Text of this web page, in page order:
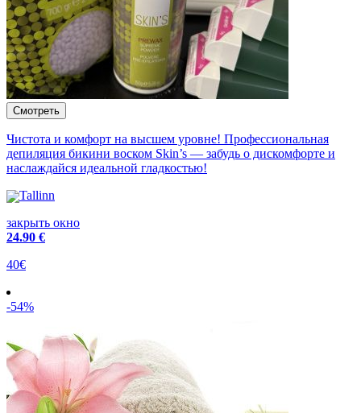
Чистота и комфорт на высшем уровне! Профессиональная
депиляция бикини воском Skin’s — забудь о дискомфорте и
наслаждайся идеальной гладкостью!
Tallinn
закрыть окно
24.90 €
40€
-54%